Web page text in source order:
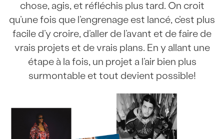
chose, agis, et réfléchis plus tard. On croit
qu’une fois que l’engrenage est lancé, c’est plus
facile d’y croire, d’aller de l’avant et de faire de
vrais projets et de vrais plans. En y allant une
étape à la fois, un projet a l’air bien plus
surmontable et tout devient possible!